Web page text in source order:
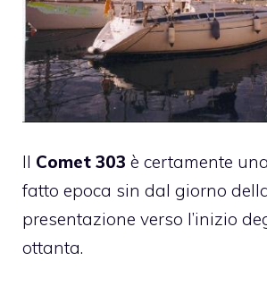
Il Comet 303 è certamente
fatto epoca sin dal giorno
presentazione verso l’inizio
ottanta.